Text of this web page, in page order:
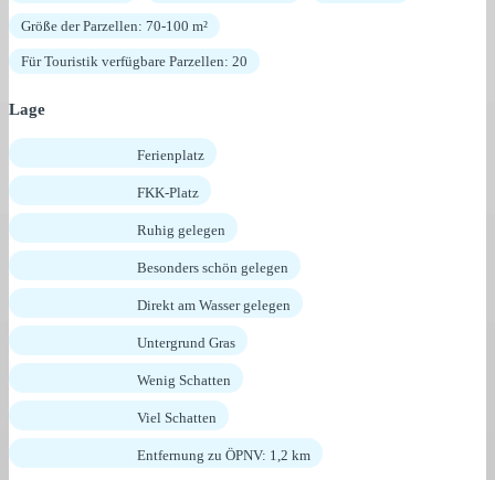
Größe der Parzellen: 70-100 m²
Für Touristik verfügbare Parzellen: 20
Lage
Ferienplatz
FKK-Platz
Ruhig gelegen
Besonders schön gelegen
Direkt am Wasser gelegen
Untergrund Gras
Wenig Schatten
Viel Schatten
Entfernung zu ÖPNV: 1,2 km